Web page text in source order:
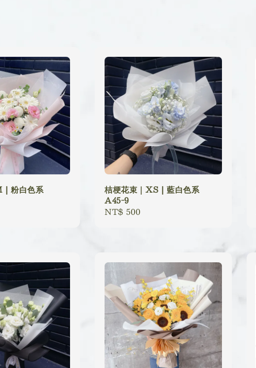
| 粉白色系
桔梗花束｜XS | 藍白色系
A45-9
Regular
NT$ 500